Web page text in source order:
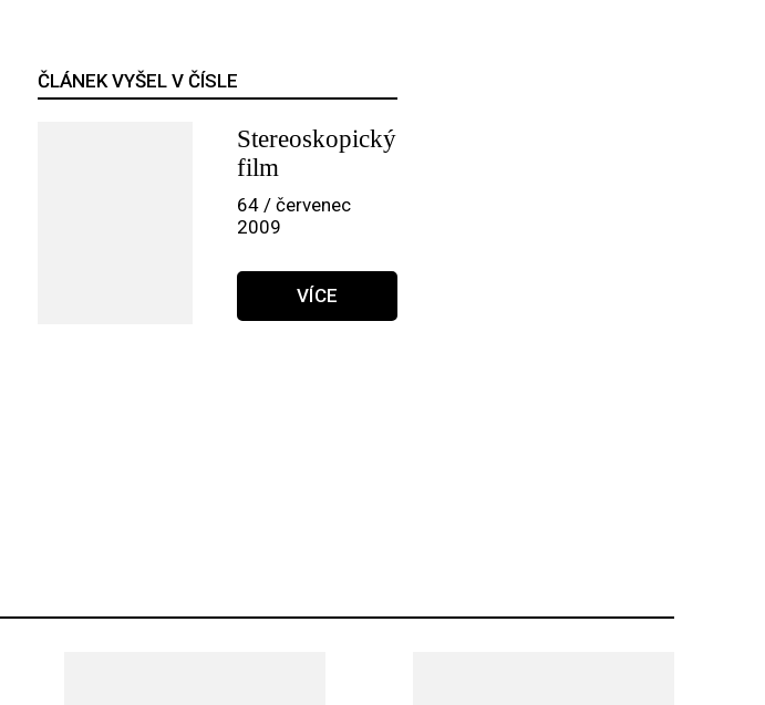
ČLÁNEK VYŠEL V ČÍSLE
Stereoskopický
film
64 / červenec
2009
VÍCE